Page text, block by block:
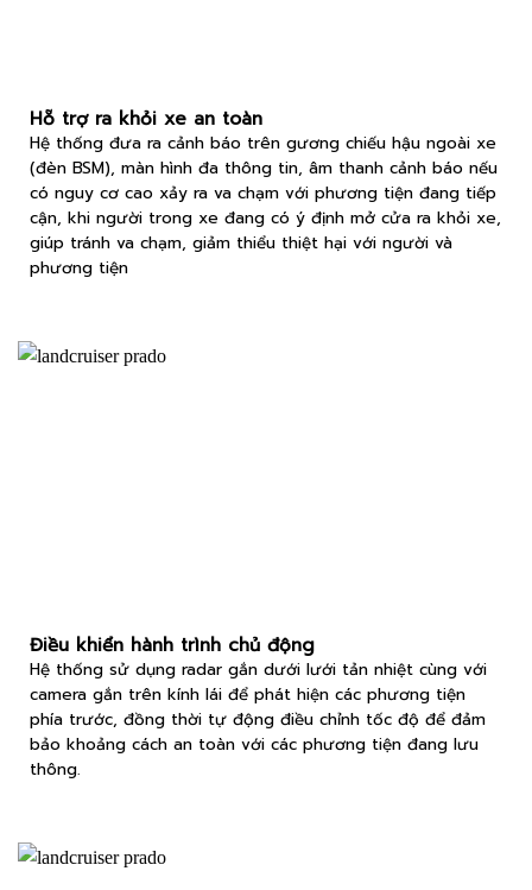
Hỗ trợ ra khỏi xe an toàn
Hệ thống đưa ra cảnh báo trên gương chiếu hậu ngoài xe
(đèn BSM), màn hình đa thông tin, âm thanh cảnh báo nếu
có nguy cơ cao xảy ra va chạm với phương tiện đang tiếp
cận, khi người trong xe đang có ý định mở cửa ra khỏi xe,
giúp tránh va chạm, giảm thiểu thiệt hại với người và
phương tiện
Điều khiển hành trình chủ động
Hệ thống sử dụng radar gắn dưới lưới tản nhiệt cùng với
camera gắn trên kính lái để phát hiện các phương tiện
phía trước, đồng thời tự động điều chỉnh tốc độ để đảm
bảo khoảng cách an toàn với các phương tiện đang lưu
thông.